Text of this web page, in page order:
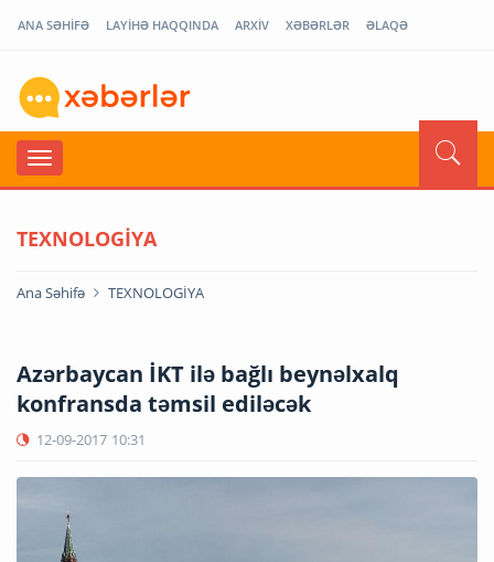
ANA SƏHİFƏ LAYİHƏ HAQQINDA ARXİV XƏBƏRLƏR ƏLAQƏ
TEXNOLOGİYA
Ana Səhifə TEXNOLOGİYA
Azərbaycan İKT ilə bağlı beynəlxalq
konfransda təmsil ediləcək
12-09-2017 10:31